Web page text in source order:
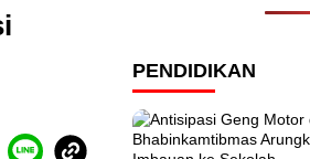
PENDIDIKAN